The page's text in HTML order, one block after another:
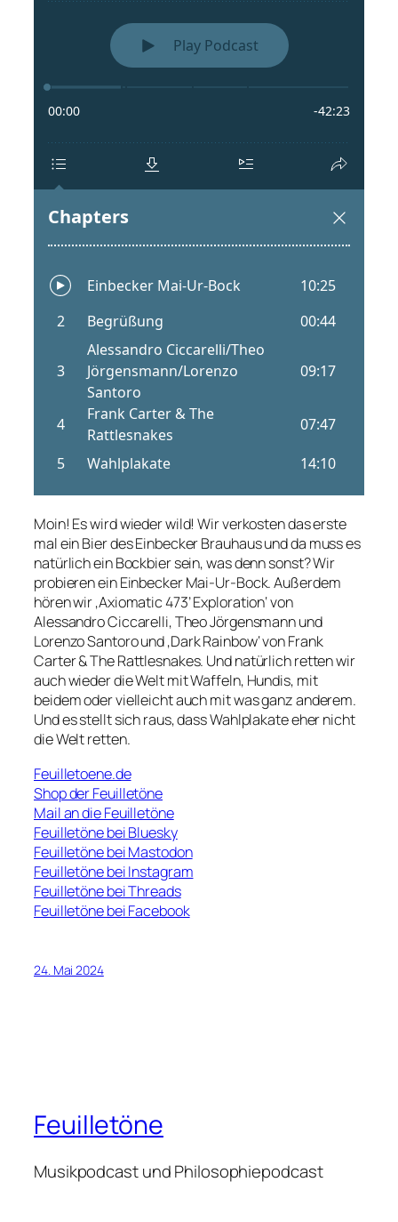
Moin! Es wird wieder wild! Wir verkosten das erste
mal ein Bier des Einbecker Brauhaus und da muss es
natürlich ein Bockbier sein, was denn sonst? Wir
probieren ein Einbecker Mai-Ur-Bock. Außerdem
hören wir ‚Axiomatic 473’ Exploration‘ von
Alessandro Ciccarelli, Theo Jörgensmann und
Lorenzo Santoro und ‚Dark Rainbow‘ von Frank
Carter & The Rattlesnakes. Und natürlich retten wir
auch wieder die Welt mit Waffeln, Hundis, mit
beidem oder vielleicht auch mit was ganz anderem.
Und es stellt sich raus, dass Wahlplakate eher nicht
die Welt retten.
Feuilletoene.de
Shop der Feuilletöne
Mail an die Feuilletöne
Feuilletöne bei Bluesky
Feuilletöne bei Mastodon
Feuilletöne bei Instagram
Feuilletöne bei Threads
Feuilletöne bei Facebook
24. Mai 2024
Feuilletöne
Musikpodcast und Philosophiepodcast